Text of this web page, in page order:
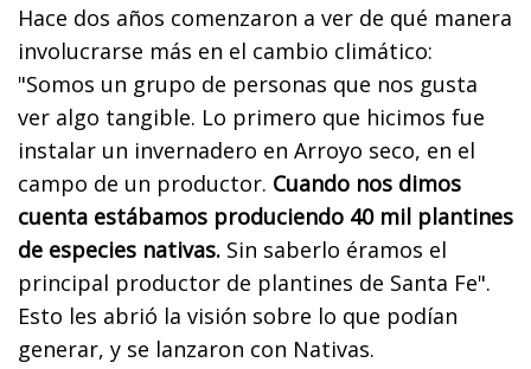
Hace dos años comenzaron a ver de qué manera
involucrarse más en el cambio climático:
"Somos un grupo de personas que nos gusta
ver algo tangible. Lo primero que hicimos fue
instalar un invernadero en Arroyo seco, en el
campo de un productor. Cuando nos dimos
cuenta estábamos produciendo 40 mil plantines
de especies nativas. Sin saberlo éramos el
principal productor de plantines de Santa Fe".
Esto les abrió la visión sobre lo que podían
generar, y se lanzaron con Nativas.